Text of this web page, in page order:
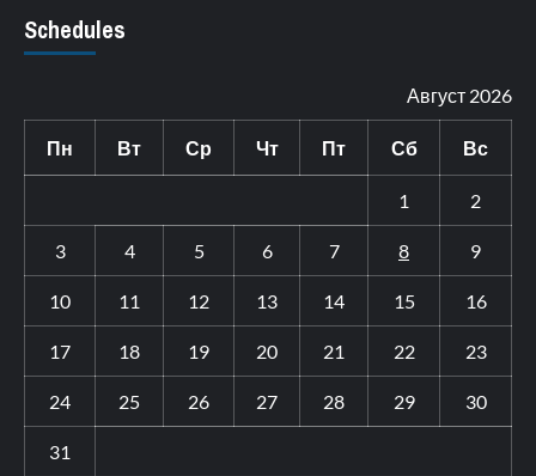
Schedules
Август 2026
Пн Вт Ср Чт Пт Сб Вс
1 2
3 4 5 6 7 8 9
10 11 12 13 14 15 16
17 18 19 20 21 22 23
24 25 26 27 28 29 30
31